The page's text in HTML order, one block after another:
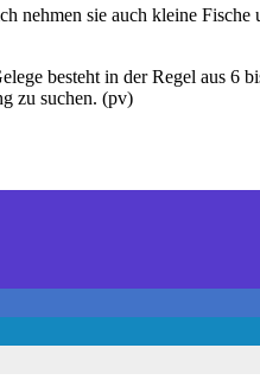
nehmen sie auch kleine
besteht in der Regel aus 6
zu suchen. (pv)